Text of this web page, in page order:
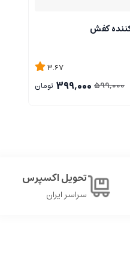
کفش
3.67
599,000
399,000 تومان
تحویل اکسپرس
سراسر ایران